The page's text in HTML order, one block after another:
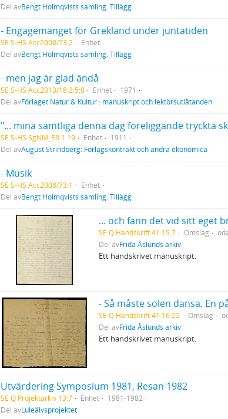
Del avBengt Holmqvists samling. Tillägg
- Engagemanget för Grekland under juntatiden
SE S-HS Acc2008/73:2
Enhet
Del avBengt Holmqvists samling. Tillägg
- men jag är glad ändå
SE S-HS Acc2013/18:2:5:8 Enhet
1971
Del avFörlaget Natur & Kultur : manuskript och lektörsutlåtanden
SE S-HS SgNM_E8:1:19 Enhet
1911
Del avAugust Strindberg: Förlagskontrakt och andra ekonomica
- Musik
SE S-HS Acc2008/73:1
Enhet
Del avBengt Holmqvists samling. Tillägg
... och fann det vid sitt eget
SE Q Handskrift 41:15:7 Omslag
Del avFrida Åslunds arkiv
Ett handskrivet manuskript.
- Så måste solen dansa. En
SE Q Handskrift 41:16:22 Omslag
Del avFrida Åslunds arkiv
Ett handskrivet manuskript.
Utvärdering Symposium 1981, Resan 1982
SE Q Projektarkiv 13:7 Enhet
1981-1982
Del avLuleälvsprojektet